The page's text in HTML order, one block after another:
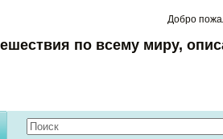
Добро
по всему миру,